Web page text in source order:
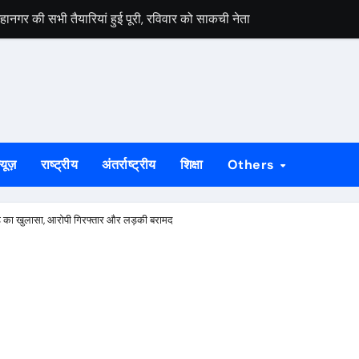
की सभी तैयारियां हुई पूरी, रविवार को साकची नेताजी सुभाष मैदान से
दिवस, 25 हजार से अधिक लोगों के जुटने की संभावना
पर आदिवासी संस्कृति और परंपरा पर चर्चा
का सरकार पर हमला, नितिश कुशवाहा ने कहा- युवाओं के भविष्य से खिलवाड़
ने विद्यार्थियों को कराया राष्ट्रभक्ति से रूबरू
राष्ट्रीय अंतर्राष्ट्रीय शिक्षा Others
खुलासा, आरोपी गिरफ्तार और लड़की बरामद